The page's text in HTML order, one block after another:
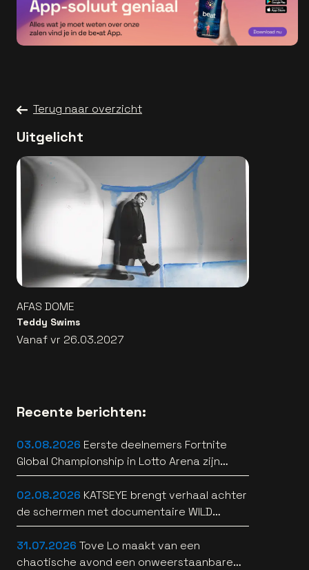
Terug naar overzicht
Uitgelicht
AFAS DOME
Teddy Swims
Vanaf vr 26.03.2027
Recente berichten:
03.08.2026 Eerste deelnemers Fortnite
Global Championship in Lotto Arena zijn
bekend
02.08.2026 KATSEYE brengt verhaal achter
de schermen met documentaire WILD
HEARTS [trailer]
31.07.2026 Tove Lo maakt van een
chaotische avond een onweerstaanbare